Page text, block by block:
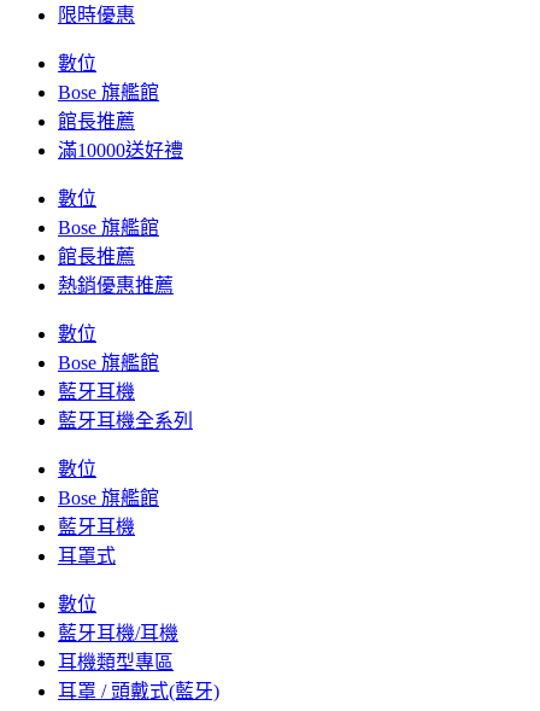
限時優惠
數位
Bose 旗艦館
館長推薦
滿10000送好禮
數位
Bose 旗艦館
館長推薦
熱銷優惠推薦
數位
Bose 旗艦館
藍牙耳機
藍牙耳機全系列
數位
Bose 旗艦館
藍牙耳機
耳罩式
數位
藍牙耳機/耳機
耳機類型專區
耳罩 / 頭戴式(藍牙)